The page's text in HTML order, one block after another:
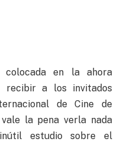
colocada en la ahora
recibir a los invitados
de Cine de
la pena verla nada
estudio sobre el